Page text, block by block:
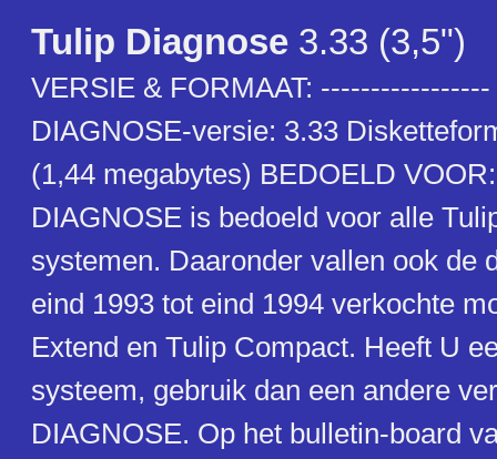
Tulip Diagnose 3.33 (3,5")
VERSIE & FORMAAT:
DIAGNOSE-versie: 3.33
(1,44 megabytes) BEDOELD
DIAGNOSE is bedoeld voor alle
systemen. Daaronder vallen ook de
eind 1993 tot eind 1994 verkochte
Extend en Tulip Compact. Heeft U
systeem, gebruik dan een andere
DIAGNOSE. Op het bulletin-board